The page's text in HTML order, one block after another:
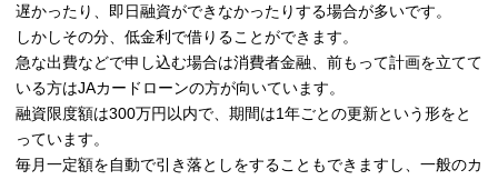
遅かったり、即日融資ができなかったりする場合が多いです。
しかしその分、低金利で借りることができます。
急な出費などで申し込む場合は消費者金融、前もって計画を立てて
いる方はJAカードローンの方が向いています。
融資限度額は300万円以内で、期間は1年ごとの更新という形をと
っています。
毎月一定額を自動で引き落としをすることもできますし、一般のカ